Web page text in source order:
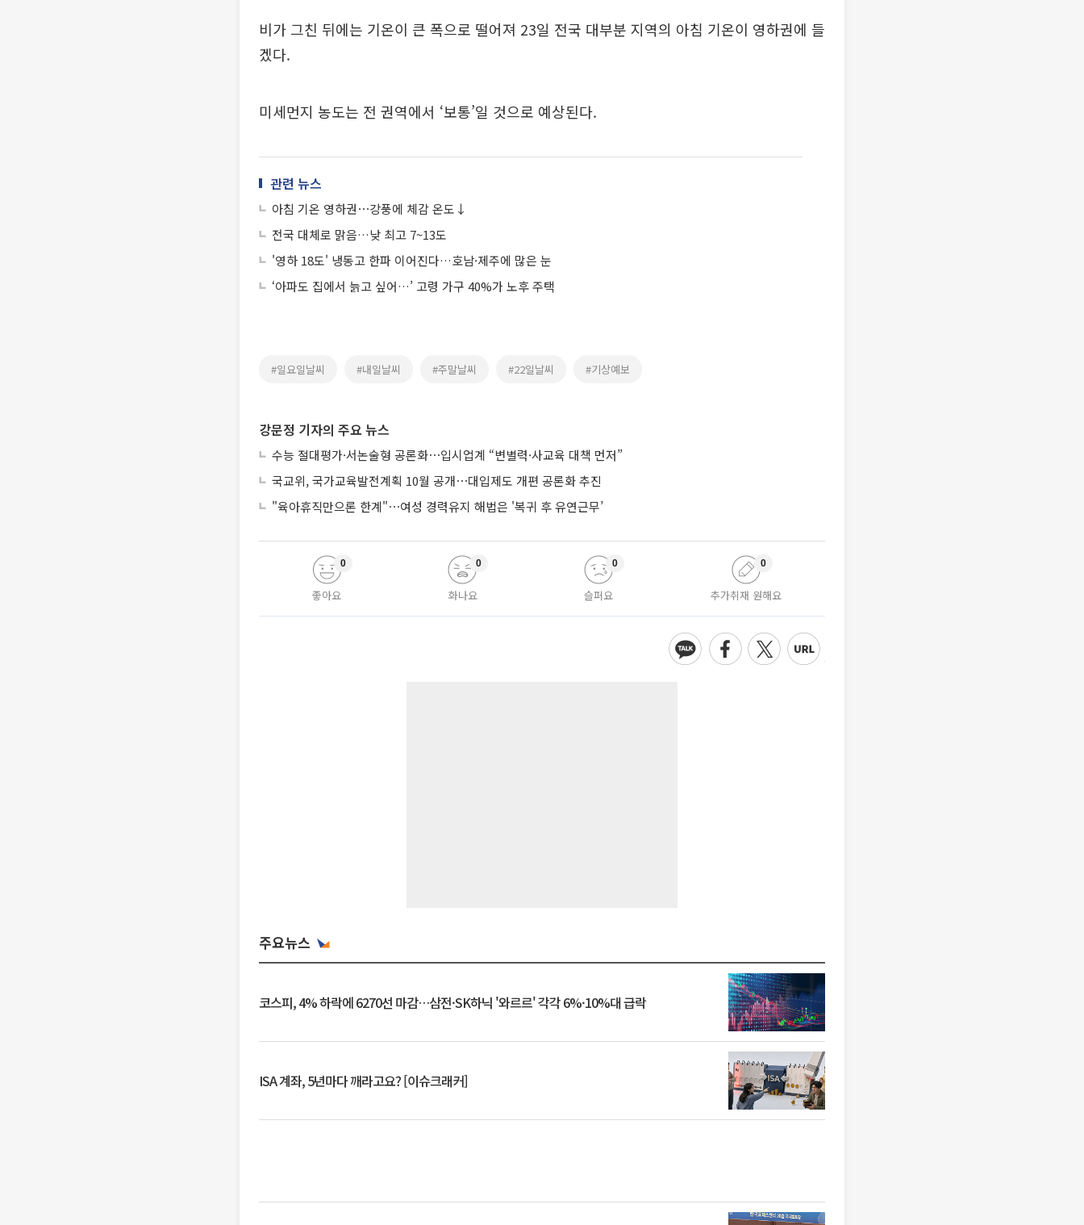
비가 그친 뒤에는 기온이 큰 폭으로 떨어져 23일 전국 대부분 지역의 아침 기온이 영하권에 들
겠다.
미세먼지 농도는 전 권역에서 ‘보통’일 것으로 예상된다.
관련 뉴스
아침 기온 영하권⋯강풍에 체감 온도↓
전국 대체로 맑음…낮 최고 7~13도
'영하 18도' 냉동고 한파 이어진다…호남·제주에 많은 눈
‘아파도 집에서 늙고 싶어…’ 고령 가구 40%가 노후 주택
#일요일날씨 #내일날씨 #주말날씨 #22일날씨 #기상예보
강문정 기자의 주요 뉴스
수능 절대평가·서논술형 공론화⋯입시업계 “변별력·사교육 대책 먼저”
국교위, 국가교육발전계획 10월 공개⋯대입제도 개편 공론화 추진
"육아휴직만으론 한계"⋯여성 경력유지 해법은 '복귀 후 유연근무’
좋아요
0
화나요
0
슬퍼요
0
추가취재 원해요
0
주요뉴스
코스피, 4% 하락에 6270선 마감…삼전·SK하닉 '와르르' 각각 6%·10%대 급락
ISA 계좌, 5년마다 깨라고요? [이슈크래커]